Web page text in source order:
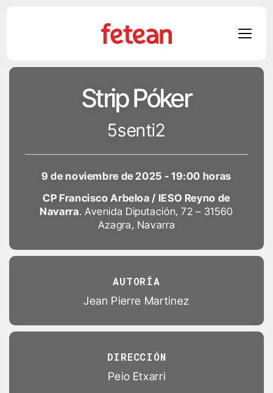
Skip
Strip Póker
5senti2
9 de noviembre de 2025 - 19:00 horas
CP Francisco Arbeloa / IESO Reyno de
Navarra. Avenida Diputación, 72 – 31560
Azagra, Navarra
AUTORÍA
Jean Pierre Martinez
DIRECCIÓN
Peio Etxarri